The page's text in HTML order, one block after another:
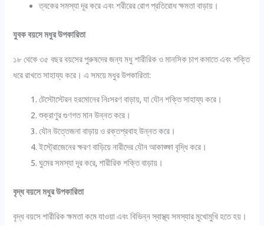
ত্বকের সমস্যা দূর করে এবং শরীরের রোগ প্রতিরোধ ক্ষমতা বাড়ায়।
যুবক বয়সে মধুর উপকারিতা
১৮ থেকে ৩৫ বছর বয়সের পুরুষদের জন্য মধু শারীরিক ও মানসিক চাপ কমাতে এবং শক্তি
ধরে রাখতে সাহায্য করে। এ সময়ে মধুর উপকারিতা:
টেস্টোস্টেরন হরমোনের নিঃসরণ বাড়ায়, যা যৌন শক্তি সাহায্য করে।
শুক্রাণুর গুণগত মান উন্নত করে।
যৌন উত্তেজনা বাড়ায় ও রক্তপ্রবাহ উন্নত করে।
ইস্ট্রোজেনের ক্ষরণ বাড়িয়ে নারীদের যৌন আকাঙ্ক্ষা বৃদ্ধি করে।
ঘুমের সমস্যা দূর করে, শারীরিক শক্তি বাড়ায়।
বৃদ্ধ বয়সে মধুর উপকারিতা
বৃদ্ধ বয়সে শারীরিক ক্ষমতা কমে যাওয়া এবং বিভিন্ন স্বাস্থ্য সমস্যার মুখোমুখি হতে হয়।